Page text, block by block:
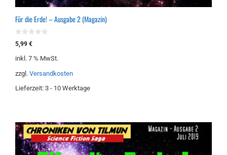
Für die Erde! – Ausgabe 2 (Magazin)
0
v
n
5,99 €
inkl. 7 % MwSt.
zzgl. Versandkosten
Lieferzeit: 3 - 10 Werktage